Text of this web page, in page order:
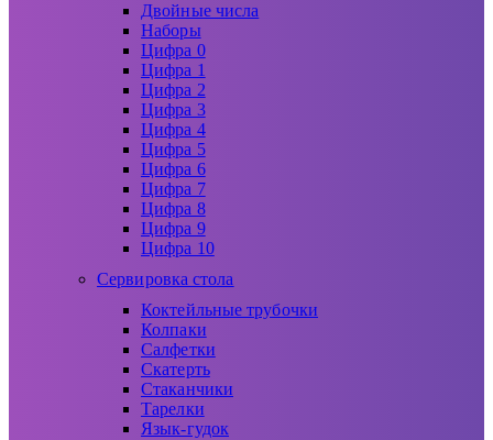
Двойные числа
Наборы
Цифра 0
Цифра 1
Цифра 2
Цифра 3
Цифра 4
Цифра 5
Цифра 6
Цифра 7
Цифра 8
Цифра 9
Цифра 10
Сервировка стола
Коктейльные трубочки
Колпаки
Салфетки
Скатерть
Стаканчики
Тарелки
Язык-гудок